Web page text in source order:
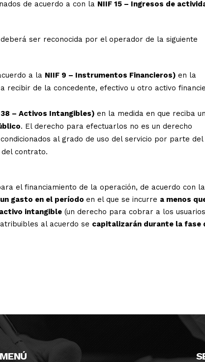
de acuerdo a con la NIIF 15 – Ingresos de
ser reconocida por el operador de la siguiente
a la NIIF 9 – Instrumentos Financieros) en la
a recibir de la concedente, efectivo u otro activo
38 – Activos Intangibles) en la medida en que reciba un
. El derecho para efectuarlos no es un derecho
al grado de uso del servicio por parte del
contrato.
el financiamiento de la operación, de acuerdo con
gasto en el período en el que se incurre a menos
intangible (un derecho para cobrar a los
al acuerdo se capitalizarán durante la fase
MENÚ